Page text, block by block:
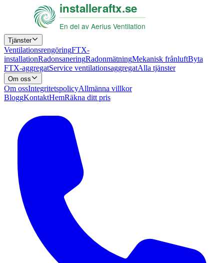
Tjänster
VentilationsrengöringFTX-
installationRadonsaneringRadonmätningMekanisk frånluftByta
FTX-aggregatService ventilationsaggregatAlla tjänster
Om oss
Om ossIntegritetspolicyAllmänna villkor
BloggKontaktHemRäkna ditt pris